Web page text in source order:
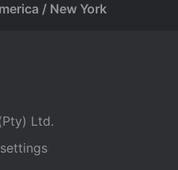
/ New York
Ltd.